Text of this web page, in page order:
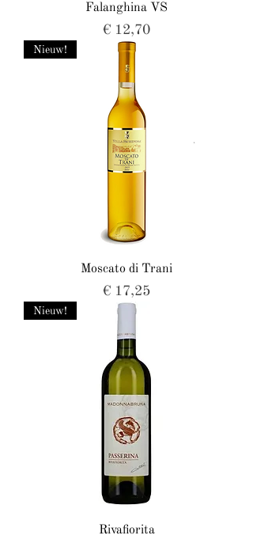
Falanghina VS
Prijs
€ 12,70
Nieuw!
Moscato di Trani
Prijs
€ 17,25
Nieuw!
Rivafiorita